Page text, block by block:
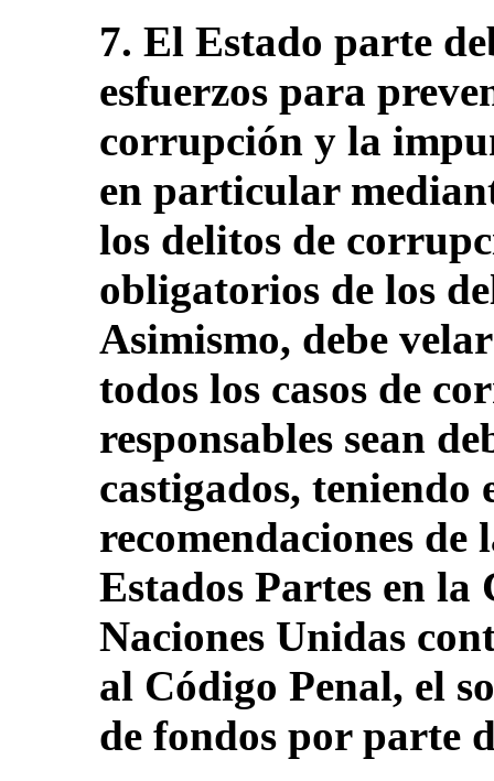
7. El Estado parte
esfuerzos para
corrupción y la
en particular
los delitos de
obligatorios de los
Asimismo, debe
todos los casos de
responsables sean
castigados, teniendo
recomendaciones de
Estados Partes en la
Naciones Unidas
al Código Penal, el
de fondos por parte